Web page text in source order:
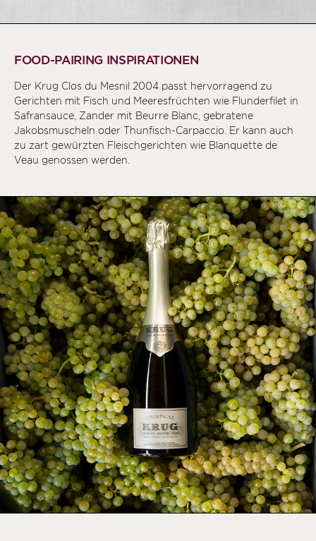
FOOD-PAIRING INSPIRATIONEN
Der Krug Clos du Mesnil 2004 passt hervorragend zu
Gerichten mit Fisch und Meeresfrüchten wie Flunderfilet in
Safransauce, Zander mit Beurre Blanc, gebratene
Jakobsmuscheln oder Thunfisch-Carpaccio. Er kann auch
zu zart gewürzten Fleischgerichten wie Blanquette de
Veau genossen werden.